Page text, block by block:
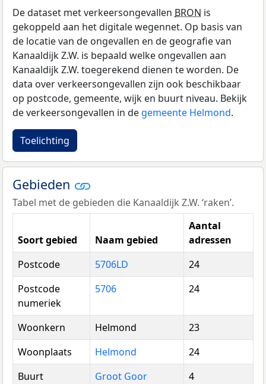
De dataset met verkeersongevallen BRON is
gekoppeld aan het digitale wegennet. Op basis van
de locatie van de ongevallen en de geografie van
Kanaaldijk Z.W. is bepaald welke ongevallen aan
Kanaaldijk Z.W. toegerekend dienen te worden. De
data over verkeersongevallen zijn ook beschikbaar
op postcode, gemeente, wijk en buurt niveau. Bekijk
de verkeersongevallen in de gemeente Helmond.
Toelichting
Gebieden
Tabel met de gebieden die Kanaaldijk Z.W. ‘raken’.
Soort gebied Naam gebied
Aantal
adressen
Postcode
5706LD
24
Postcode
numeriek
5706 24
Woonkern Helmond
23
Woonplaats
Helmond
24
Buurt
Groot Goor
4